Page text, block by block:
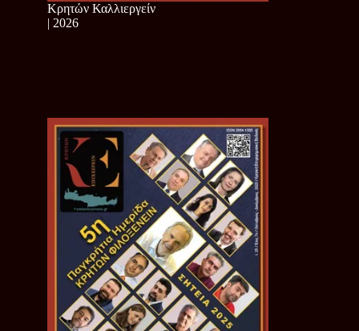
Κρητών Καλλιεργείν
| 2026